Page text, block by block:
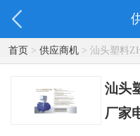
首页> 供应商机> 汕头塑料
汕头
厂家